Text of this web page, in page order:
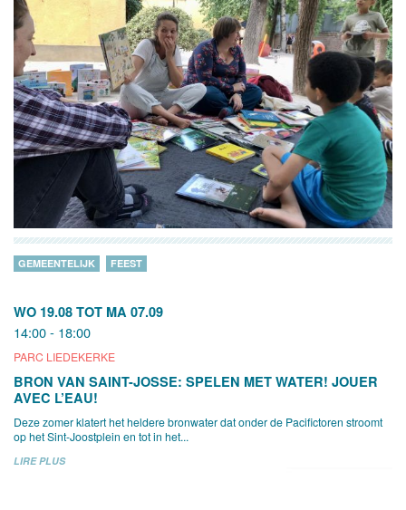
WO 19.08 TOT MA 07.09
14:00 - 18:00
PARC LIEDEKERKE
GEMEENTELIJK FEEST
BRON VAN SAINT-JOSSE: SPELEN MET WATER! JOUER
AVEC L’EAU!
Deze zomer klatert het heldere bronwater dat onder de Pacifictoren stroomt
op het Sint-Joostplein en tot in het...
LIRE PLUS